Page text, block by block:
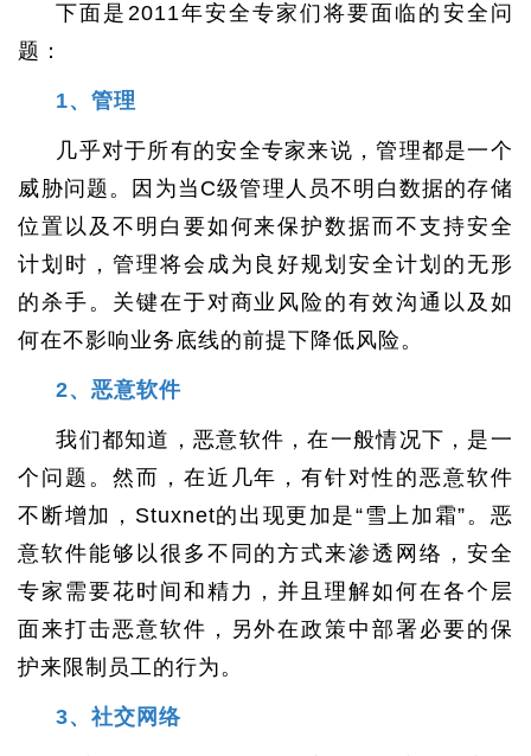
下面是2011年安全专家们将要面临的安全问
题：
1、管理
几乎对于所有的安全专家来说，管理都是一个
威胁问题。因为当C级管理人员不明白数据的存储
位置以及不明白要如何来保护数据而不支持安全
计划时，管理将会成为良好规划安全计划的无形
的杀手。关键在于对商业风险的有效沟通以及如
何在不影响业务底线的前提下降低风险。
2、恶意软件
我们都知道，恶意软件，在一般情况下，是一
个问题。然而，在近几年，有针对性的恶意软件
不断增加，Stuxnet的出现更加是“雪上加霜”。恶
意软件能够以很多不同的方式来渗透网络，安全
专家需要花时间和精力，并且理解如何在各个层
面来打击恶意软件，另外在政策中部署必要的保
护来限制员工的行为。
3、社交网络